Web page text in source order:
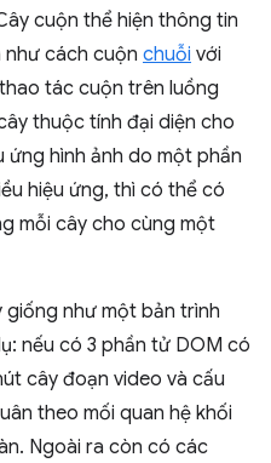
cuộn thể hiện thông tin
cách cuộn chuỗi với
tác cuộn trên luồng
thuộc tính đại diện cho
ứng hình ảnh do một phần
hiệu ứng, thì có thể có
mỗi cây cho cùng một
giống như một bản trình
nếu có 3 phần tử DOM có
cây đoạn video và cấu
theo mối quan hệ khối
Ngoài ra còn có các